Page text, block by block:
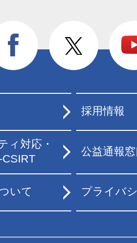
採用情報
ィ対応・
公益通報
いて プライバ